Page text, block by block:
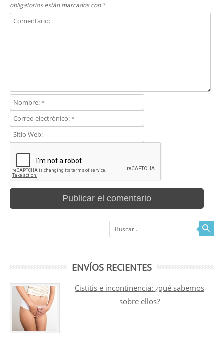
obligatorios están marcados con *
Buscar
ENVÍOS RECIENTES
Cistitis e incontinencia: ¿qué sabemos
sobre ellos?